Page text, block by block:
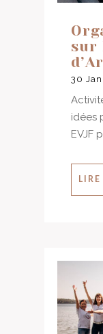
sur
30
idées
EVJF
LIRE